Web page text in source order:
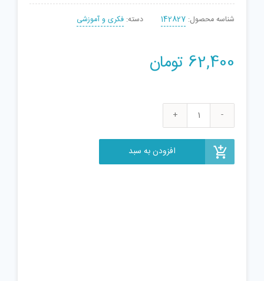
شناسه محصول: 142827 دسته: فکری و آموزشی
62,400 تومان
بازی
مدل
افزودن به سبد